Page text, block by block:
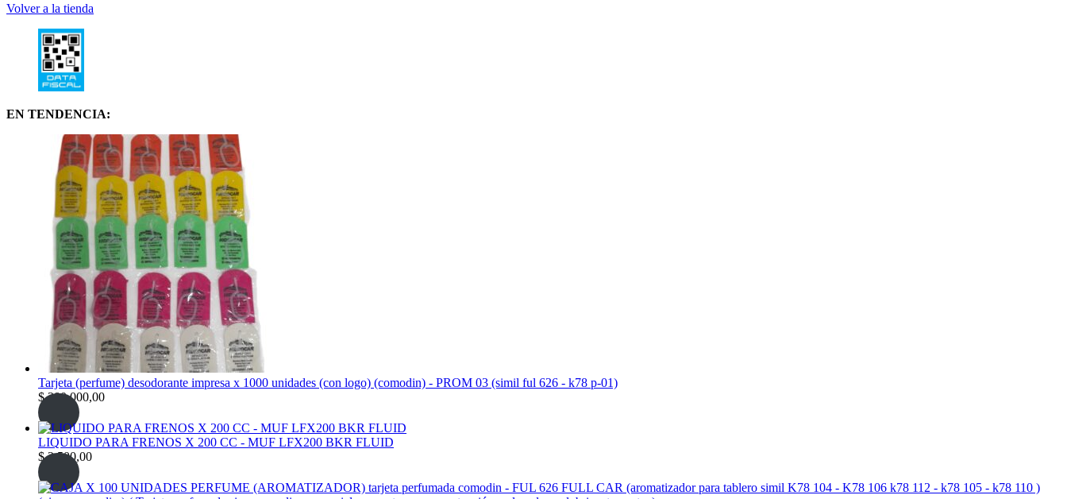
Volver a la tienda
EN TENDENCIA:
Tarjeta (perfume) desodorante impresa x 1000 unidades (con logo) (comodin) - PROM 03 (simil ful 626 - k78 p-01)
$380.000,00
LIQUIDO PARA FRENOS X 200 CC - MUF LFX200 BKR FLUID
$2.500,00